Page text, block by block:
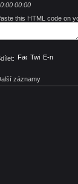
00:00
this HTML code on
Facebook
TwitterE-mail
záznamy